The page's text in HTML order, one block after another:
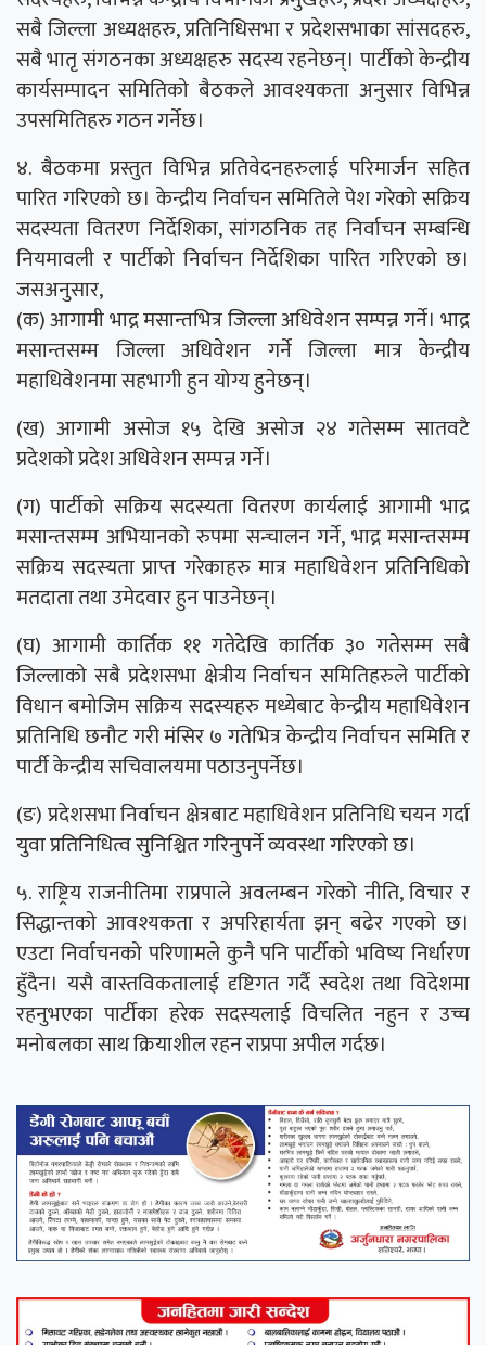
सबै जिल्ला अध्यक्षहरु, प्रतिनिधिसभा र प्रदेशसभाका सांसदहरु,
सबै भातृ संगठनका अध्यक्षहरु सदस्य रहनेछन्। पार्टीको केन्द्रीय
कार्यसम्पादन समितिको बैठकले आवश्यकता अनुसार विभिन्न
उपसमितिहरु गठन गर्नेछ।
४. बैठकमा प्रस्तुत विभिन्न प्रतिवेदनहरुलाई परिमार्जन सहित
पारित गरिएको छ। केन्द्रीय निर्वाचन समितिले पेश गरेको सक्रिय
सदस्यता वितरण निर्देशिका, सांगठनिक तह निर्वाचन सम्बन्धि
नियमावली र पार्टीको निर्वाचन निर्देशिका पारित गरिएको छ।
जसअनुसार,
(क) आगामी भाद्र मसान्तभित्र जिल्ला अधिवेशन सम्पन्न गर्ने। भाद्र
मसान्तसम्म जिल्ला अधिवेशन गर्ने जिल्ला मात्र केन्द्रीय
महाधिवेशनमा सहभागी हुन योग्य हुनेछन्।
(ख) आगामी असोज १५ देखि असोज २४ गतेसम्म सातवटै
प्रदेशको प्रदेश अधिवेशन सम्पन्न गर्ने।
(ग) पार्टीको सक्रिय सदस्यता वितरण कार्यलाई आगामी भाद्र
मसान्तसम्म अभियानको रुपमा सन्चालन गर्ने, भाद्र मसान्तसम्म
सक्रिय सदस्यता प्राप्त गरेकाहरु मात्र महाधिवेशन प्रतिनिधिको
मतदाता तथा उमेदवार हुन पाउनेछन्।
(घ) आगामी कार्तिक ११ गतेदेखि कार्तिक ३० गतेसम्म सबै
जिल्लाको सबै प्रदेशसभा क्षेत्रीय निर्वाचन समितिहरुले पार्टीको
विधान बमोजिम सक्रिय सदस्यहरु मध्येबाट केन्द्रीय महाधिवेशन
प्रतिनिधि छनौट गरी मंसिर ७ गतेभित्र केन्द्रीय निर्वाचन समिति र
पार्टी केन्द्रीय सचिवालयमा पठाउनुपर्नेछ।
(ङ) प्रदेशसभा निर्वाचन क्षेत्रबाट महाधिवेशन प्रतिनिधि चयन गर्दा
युवा प्रतिनिधित्व सुनिश्चित गरिनुपर्ने व्यवस्था गरिएको छ।
५. राष्ट्रिय राजनीतिमा राप्रपाले अवलम्बन गरेको नीति, विचार र
सिद्धान्तको आवश्यकता र अपरिहार्यता झन् बढेर गएको छ।
एउटा निर्वाचनको परिणामले कुनै पनि पार्टीको भविष्य निर्धारण
हॅुदैन। यसै वास्तविकतालाई दृष्टिगत गर्दै स्वदेश तथा विदेशमा
रहनुभएका पार्टीका हरेक सदस्यलाई विचलित नहुन र उच्च
मनोबलका साथ क्रियाशील रहन राप्रपा अपील गर्दछ।